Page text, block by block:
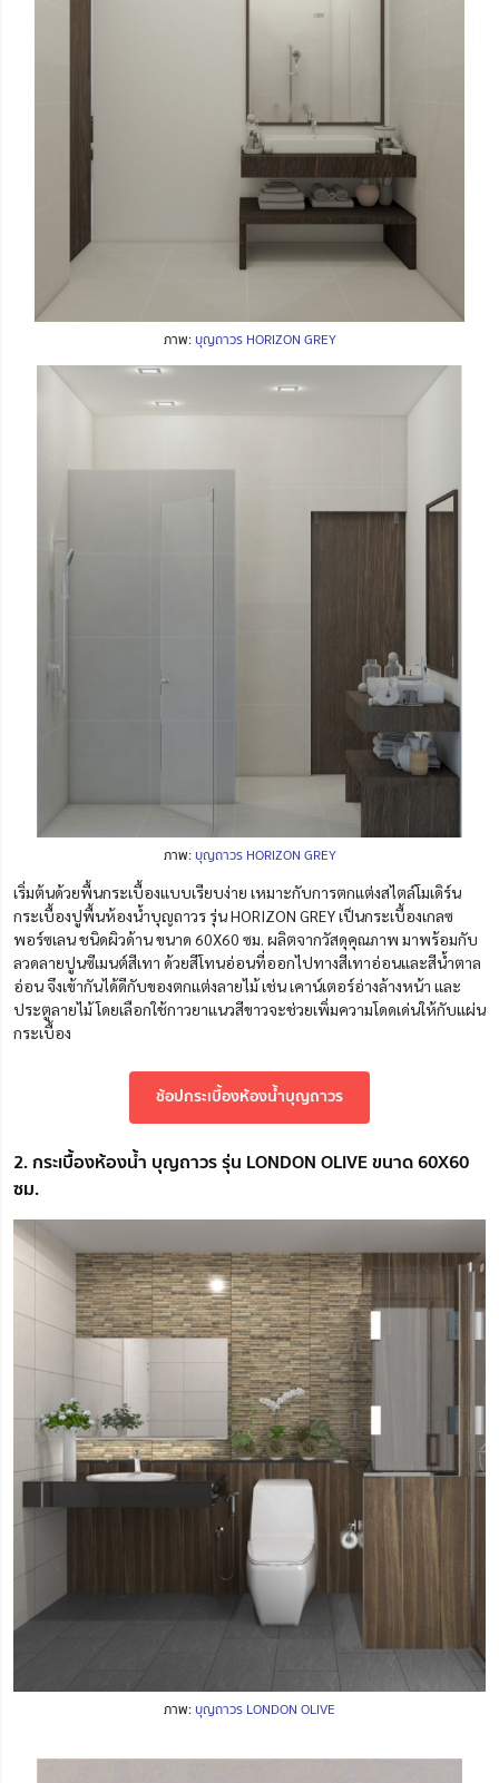
ภาพ: บุญถาวร HORIZON GREY
ภาพ: บุญถาวร HORIZON GREY
เริ่มต้นด้วยพื้นกระเบื้องแบบเรียบง่าย เหมาะกับการตกแต่งสไตล์โมเดิร์น
กระเบื้องปูพื้นห้องน้ำบุญถาวร รุ่น HORIZON GREY เป็นกระเบื้องเกลซ
พอร์ซเลน ชนิดผิวด้าน ขนาด 60X60 ซม. ผลิตจากวัสดุคุณภาพ มาพร้อมกับ
ลวดลายปูนซีเมนต์สีเทา ด้วยสีโทนอ่อนที่ออกไปทางสีเทาอ่อนและสีน้ำตาล
อ่อน จึงเข้ากันได้ดีกับของตกแต่งลายไม้ เช่น เคาน์เตอร์อ่างล้างหน้า และ
ประตูลายไม้ โดยเลือกใช้กาวยาแนวสีขาวจะช่วยเพิ่มความโดดเด่นให้กับแผ่น
กระเบื้อง
ช้อปกระเบื้องห้องน้ำบุญถาวร
2. กระเบื้องห้องน้ำ บุญถาวร รุ่น LONDON OLIVE ขนาด 60X60
ซม.
ภาพ: บุญถาวร LONDON OLIVE